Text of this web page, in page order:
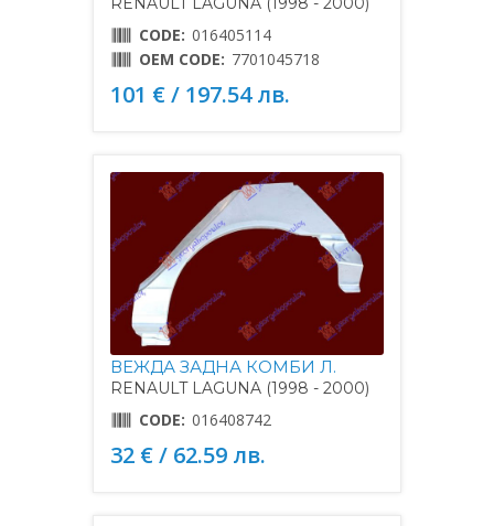
CODE: 016405114
OEM CODE: 7701045718
101 € / 197.54 лв.
ВЕЖДА ЗАДНА КОМБИ Л.
RENAULT LAGUNA (1998 - 2000)
CODE: 016408742
32 € / 62.59 лв.